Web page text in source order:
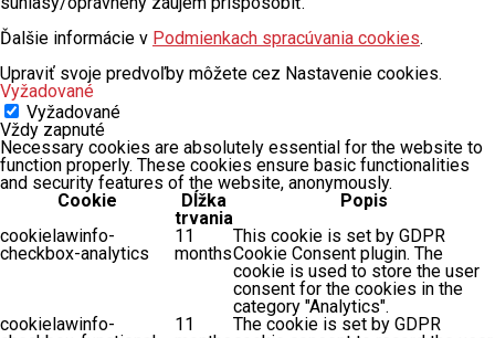
Ďalšie informácie v Podmienkach spracúvania cookies.
Upraviť svoje predvoľby môžete cez Nastavenie cookies.
Vyžadované
Vyžadované
Vždy zapnuté
Necessary cookies are absolutely essential for the website to
function properly. These cookies ensure basic functionalities
and security features of the website, anonymously.
Cookie
Dĺžka
trvania
Popis
cookielawinfo-
checkbox-analytics
11
months
This cookie is set by GDPR
Cookie Consent plugin. The
cookie is used to store the user
consent for the cookies in the
category "Analytics".
cookielawinfo-
11
The cookie is set by GDPR